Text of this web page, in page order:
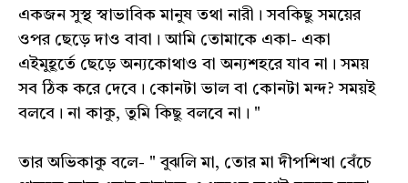
একজন সুস্থ স্বাভাবিক মানুষ তথা নারী। সবকিছু সময়ের
ওপর ছেড়ে দাও বাবা। আমি তোমাকে একা- একা
এইমুহূর্তে ছেড়ে অন্যকোথাও বা অন্যশহরে যাব না। সময়
সব ঠিক করে দেবে। কোনটা ভাল বা কোনটা মন্দ? সময়ই
বলবে। না কাকু, তুমি কিছু বলবে না। "
তার অভিকাকু বলে- " বুঝলি মা, তোর মা দীপশিখা বেঁচে